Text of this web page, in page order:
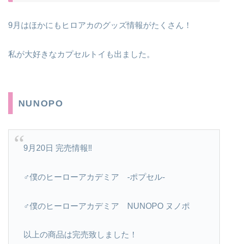
9月はほかにもヒロアカのグッズ情報がたくさん！
私が大好きなカプセルトイも出ました。
NUNOPO
9月20日 完売情報‼️
‍♂️僕のヒーローアカデミア -ポプセル-
‍♂️僕のヒーローアカデミア NUNOPO ヌノポ
以上の商品は完売致しました！